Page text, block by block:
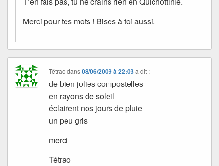
Merci pour tes mots ! Bises à toi aussi.
Tétrao dans08/06/2009 à 22:03 a dit :
de bien jolies compostelles
en rayons de soleil
éclairent nos jours de pluie
un peu gris
merci
Tétrao